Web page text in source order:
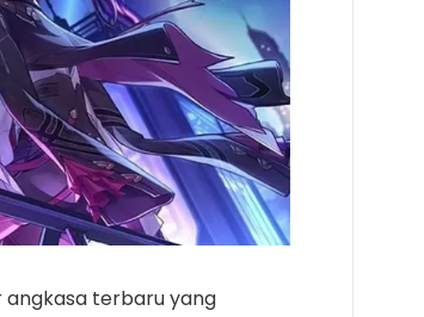
angkasa terbaru yang